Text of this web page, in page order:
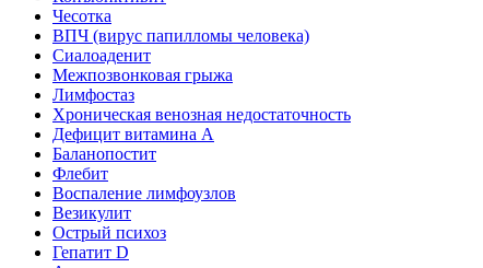
Чесотка
ВПЧ (вирус папилломы человека)
Сиалоаденит
Межпозвонковая грыжа
Лимфостаз
Хроническая венозная недостаточность
Дефицит витамина А
Баланопостит
Флебит
Воспаление лимфоузлов
Везикулит
Острый психоз
Гепатит D